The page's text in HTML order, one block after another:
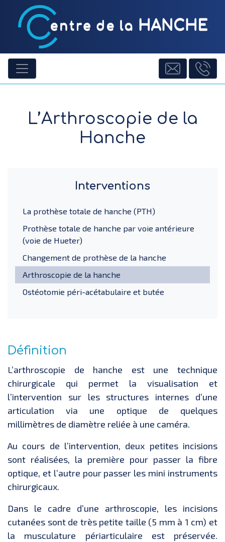
L’Arthroscopie de la
Hanche
Interventions
La prothèse totale de hanche (PTH)
Prothèse totale de hanche par voie antérieure
(voie de Hueter)
Changement de prothèse de la hanche
Arthroscopie de la hanche
Ostéotomie péri-acétabulaire et butée
Définition
L’arthroscopie de hanche est une technique
chirurgicale qui permet la visualisation et
l’intervention sur les structures internes d’une
articulation via une optique de quelques
millimètres de diamètre reliée à une caméra.
Au cours de l’intervention, deux petites incisions
sont réalisées, la première pour passer la fibre
optique, et l’autre pour passer les mini instruments
chirurgicaux.
Dans le cadre d’une arthroscopie, les incisions
cutanées sont de très petite taille (5 mm à 1 cm) et
la musculature périarticulaire est préservée.